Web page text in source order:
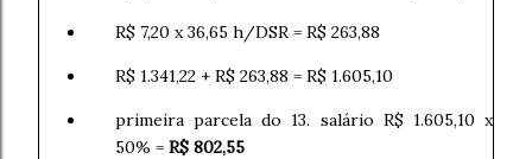
R$ 7,20 x 36,65 h/DSR = R$ 263,88
R$ 1.341,22 + R$ 263,88 = R$ 1.605,10
primeira parcela do 13. salário R$ 1.605,10 x
50% = R$ 802,55